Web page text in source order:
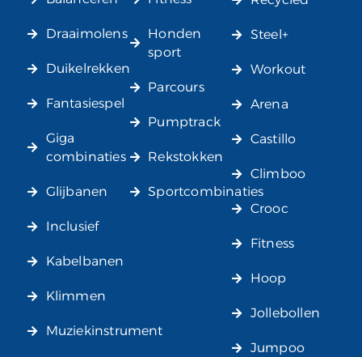
Draaimolens
Duikelrekken
Fantasiespel
Giga
combinaties
Glijbanen
Inclusief
Kabelbanen
Klimmen
Muziekinstrument
Honden
sport
Parcours
Pumptrack
Rekstokken
Sportcombinaties
Steel+
Workout
Arena
Castillo
Climboo
Crooc
Fitness
Hoop
Jollebollen
Jumpoo